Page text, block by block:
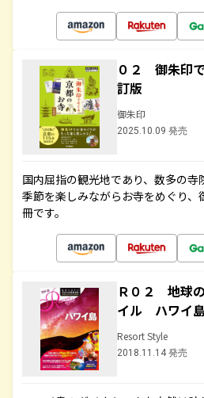
０２ 御朱印
訂版
御朱印
2025.10.09 発売
国内屈指の観光地であり、数多の寺
季節を楽しみながらお寺をめぐり
冊です。
Ｒ０２ 地球
イル ハワイ
Resort Style
2018.11.14 発売